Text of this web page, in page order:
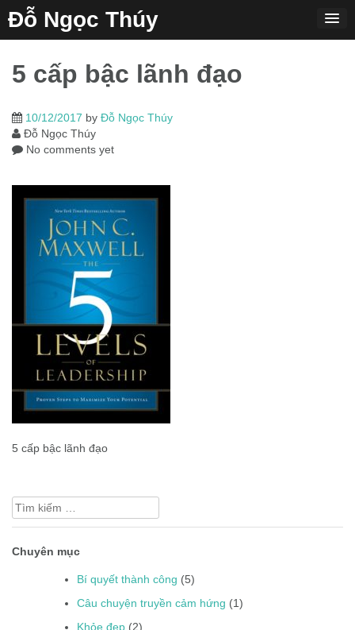
to
content
Đỗ Ngọc Thúy
5 cấp bậc lãnh đạo
10/12/2017 by Đỗ Ngọc Thúy
Đỗ Ngọc Thúy
No comments yet
5 cấp bậc lãnh đạo
hướng
bài
viết
Tìm
kiếm
Chuyên mục
Bí quyết thành công (5)
Câu chuyện truyền cảm hứng (1)
Khỏe đẹp (2)